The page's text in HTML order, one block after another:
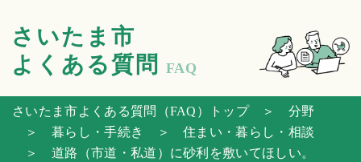
さいたま市
よくある質問
FAQ
さいたま市よくある質問（FAQ）トップ＞ 分野
＞ 暮らし・手続き
＞ 住まい・暮らし・相談
＞ 道路（市道・私道）に砂利を敷いてほしい。